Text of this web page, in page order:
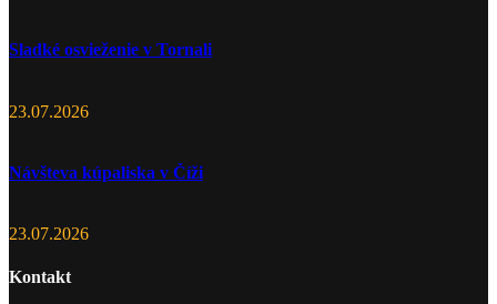
Sladké osvieženie v Tornali
23.07.2026
Návšteva kúpaliska v Číži
23.07.2026
Kontakt